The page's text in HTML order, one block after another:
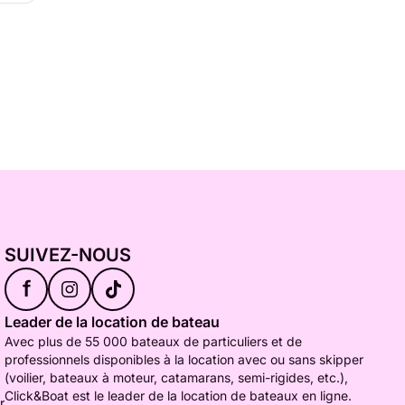
SUIVEZ-NOUS
f
Leader de la location de bateau
Avec plus de 55 000 bateaux de particuliers et de
professionnels disponibles à la location avec ou sans skipper
(voilier, bateaux à moteur, catamarans, semi-rigides, etc.),
Click&Boat est le leader de la location de bateaux en ligne.